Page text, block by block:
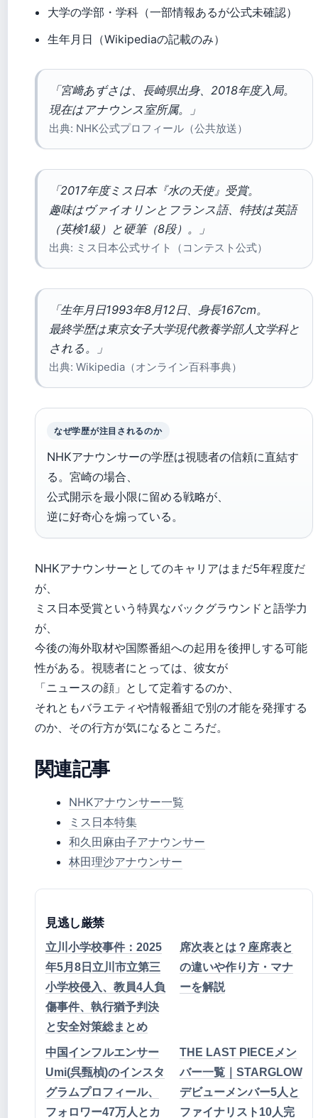
大学の学部・学科（一部情報あるが公式未確認）
生年月日（Wikipediaの記載のみ）
「宮﨑あずさは、長崎県出身、2018年度入局。
現在はアナウンス室所属。」
出典: NHK公式プロフィール（公共放送）
「2017年度ミス日本『水の天使』受賞。
趣味はヴァイオリンとフランス語、特技は英語
（英検1級）と硬筆（8段）。」
出典: ミス日本公式サイト（コンテスト公式）
「生年月日1993年8月12日、身長167cm。
最終学歴は東京女子大学現代教養学部人文学科と
される。」
出典: Wikipedia（オンライン百科事典）
なぜ学歴が注目されるのか
NHKアナウンサーの学歴は視聴者の信頼に直結す
る。宮崎の場合、
公式開示を最小限に留める戦略が、
逆に好奇心を煽っている。
NHKアナウンサーとしてのキャリアはまだ5年程度だ
が、
ミス日本受賞という特異なバックグラウンドと語学力
が、
今後の海外取材や国際番組への起用を後押しする可能
性がある。視聴者にとっては、彼女が
「ニュースの顔」として定着するのか、
それともバラエティや情報番組で別の才能を発揮する
のか、その行方が気になるところだ。
関連記事
NHKアナウンサー一覧
ミス日本特集
和久田麻由子アナウンサー
林田理沙アナウンサー
見逃し厳禁
立川小学校事件：2025
年5月8日立川市立第三
小学校侵入、教員4人負
傷事件、執行猶予判決
と安全対策総まとめ
席次表とは？座席表と
の違いや作り方・マナ
ーを解説
中国インフルエンサー
Umi(呉甄楨)のインスタ
グラムプロフィール、
フォロワー47万人とカ
THE LAST PIECEメン
バー一覧｜STARGLOW
デビューメンバー5人と
ファイナリスト10人完